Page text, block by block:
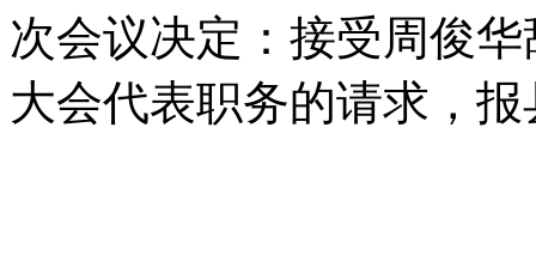
次会议决定：接受周俊
大会代表职务的请求，